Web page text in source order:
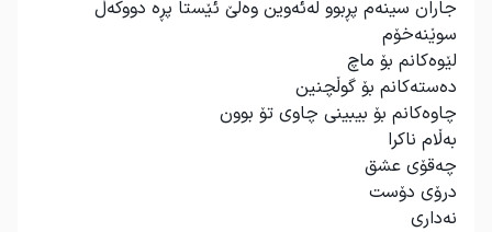
جاران سینەم پڕبوو لەئەوین وەلێ ئێستا پڕە دووکەڵ
سوێنەخۆم
لێوەکانم بۆ ماچ
دەستەکانم بۆ گوڵچنین
چاوەکانم بۆ بیبینی چاوی تۆ بوون
بەڵام ناکرا
چەقۆی عشق
درۆی دۆست
نەداری